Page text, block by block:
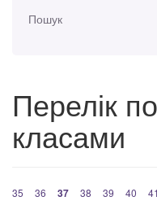
Пошук
Перелік
класами
35 36 37 38 39 40 41